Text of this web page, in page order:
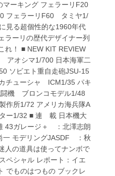
マーキング フェラーリF20
フェラーリF60 タミヤ1/
見る超個性的な1960年代
ラーリの歴代デザイナー列
れ！ ■ NEW KIT REVIEW
アオシマ1/700 日本海軍二
ソビエト重自走砲JSU-15
チューシャ ICM1/35 パキ
闘機 ブロンコモデル1/48
所1/72 アメリカ海兵隊A
ー1/32 ■ 連 載 日本機大
43ガレージ＋ ：北澤志朗
モデリングJASDF ：秋
人の道具は使ってナンボで
ペシャル レポート：イエ
でものはつもの ブックレ